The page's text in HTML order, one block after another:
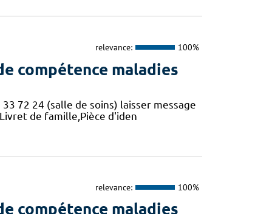
relevance: 100%
compétence maladies
72 24 (salle de soins) laisser message
de famille,Pièce d'iden
relevance: 100%
compétence maladies